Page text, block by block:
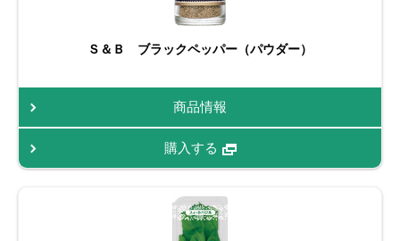
Ｓ＆Ｂ ブラックペッパー（パウダー）
商品情報
購入する